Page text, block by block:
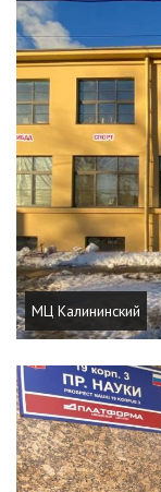
МЦ Калининский